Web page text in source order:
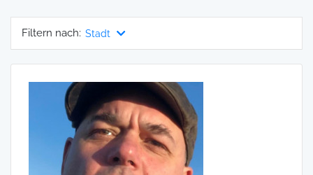
kontaktieren können. Wir selbst vermitteln keine
Mediationen, sondern stellen die Plattform zur Verfügung,
Filtern nach: Stadt